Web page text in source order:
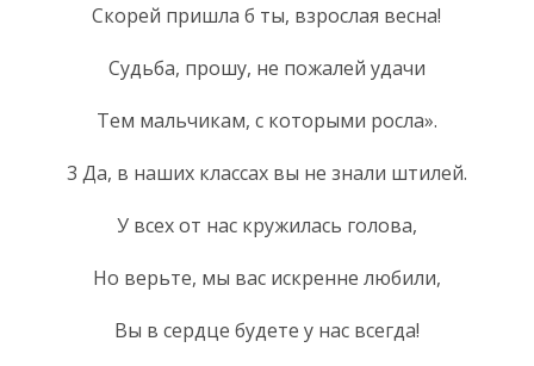
Скорей пришла б ты, взрослая весна!
Судьба, прошу, не пожалей удачи
Тем мальчикам, с которыми росла».
3 Да, в наших классах вы не знали штилей.
У всех от нас кружилась голова,
Но верьте, мы вас искренне любили,
Вы в сердце будете у нас всегда!